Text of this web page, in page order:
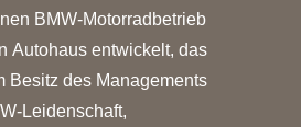
BMW-Motorradbetrieb
Autohaus entwickelt, das
Besitz des Managements
Leidenschaft,